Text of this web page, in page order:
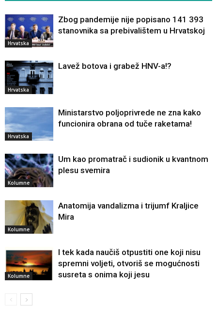
Hrvatska
Zbog pandemije nije popisano 141 393
stanovnika sa prebivalištem u Hrvatskoj
Hrvatska
Lavež botova i grabež HNV-a!?
Hrvatska
Ministarstvo poljoprivrede ne zna kako
funcionira obrana od tuče raketama!
Kolumne
Um kao promatrač i sudionik u kvantnom
plesu svemira
Kolumne
Anatomija vandalizma i trijumf Kraljice
Mira
Kolumne
I tek kada naučiš otpustiti one koji nisu
spremni voljeti, otvoriš se mogućnosti
susreta s onima koji jesu